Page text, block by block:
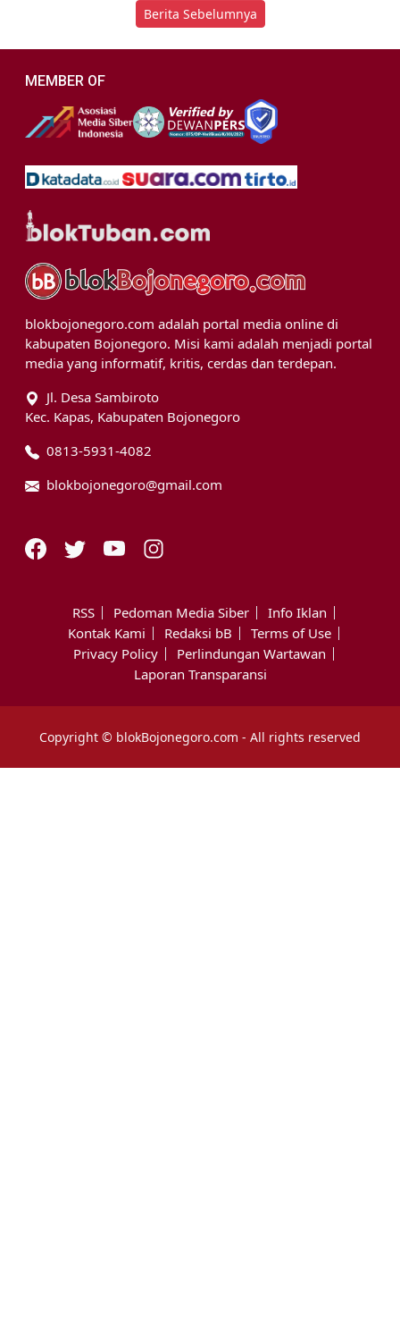
Berita Sebelumnya
MEMBER OF
blokbojonegoro.com adalah portal media online di
kabupaten Bojonegoro. Misi kami adalah menjadi portal
media yang informatif, kritis, cerdas dan terdepan.
Jl. Desa Sambiroto
Kec. Kapas, Kabupaten Bojonegoro
0813-5931-4082
blokbojonegoro@gmail.com
RSS Pedoman Media Siber
Info Iklan
Kontak Kami
Redaksi bB
Terms of Use
Privacy Policy
Perlindungan Wartawan
Laporan Transparansi
Copyright © blokBojonegoro.com - All rights reserved